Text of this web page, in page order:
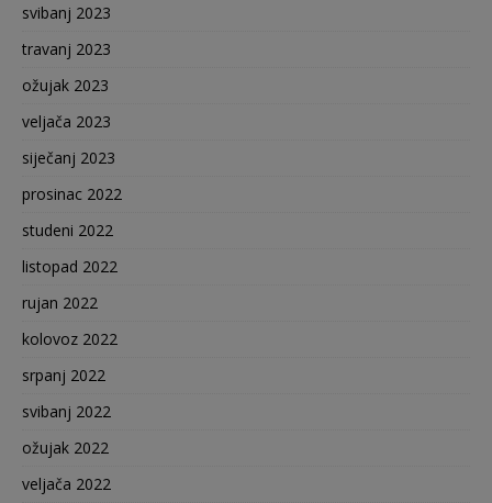
svibanj 2023
travanj 2023
ožujak 2023
veljača 2023
siječanj 2023
prosinac 2022
studeni 2022
listopad 2022
rujan 2022
kolovoz 2022
srpanj 2022
svibanj 2022
ožujak 2022
veljača 2022